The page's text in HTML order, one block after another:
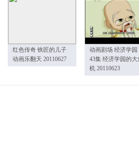
红色传奇 铁匠的儿子
动画乐翻天 20110627
动画剧场 经济学园
43集 经济学园的大
机 20110623